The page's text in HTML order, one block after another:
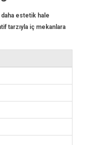
daha estetik hale
tarzıyla iç mekanlara